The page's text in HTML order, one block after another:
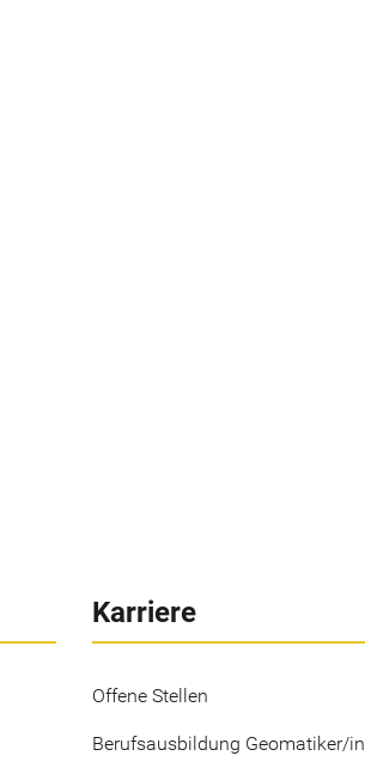
Karriere
Offene Stellen
Berufsausbildung Geomatiker/in